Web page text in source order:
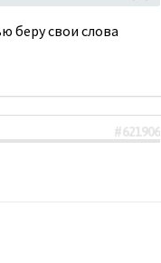
беру свои слова
#621906